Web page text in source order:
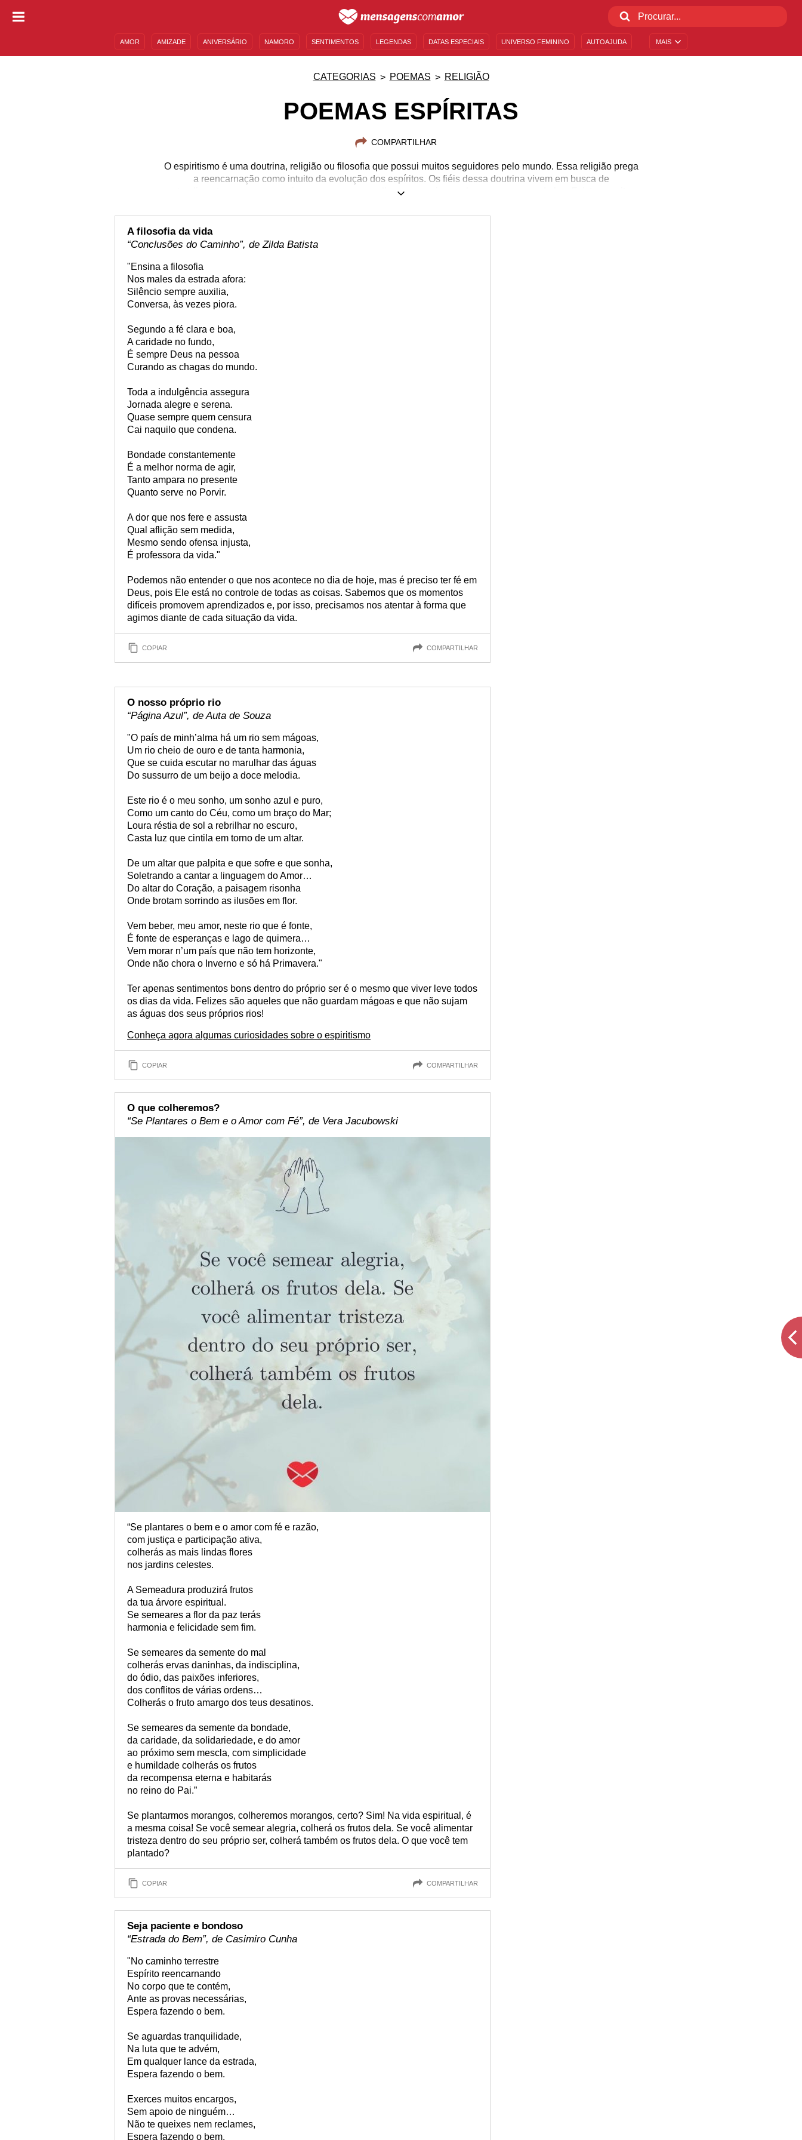
MAIS
AMOR AMIZADE ANIVERSÁRIO NAMORO SENTIMENTOS LEGENDAS DATAS ESPECIAIS UNIVERSO FEMININO AUTOAJUDA
CATEGORIAS POEMAS RELIGIÃO
POEMAS ESPÍRITAS
COMPARTILHAR
O espiritismo é uma doutrina, religião ou filosofia que possui muitos seguidores pelo mundo. Essa religião prega
a reencarnação como intuito da evolução dos espíritos. Os fiéis dessa doutrina vivem em busca de
entendimentos para que consigam ser pessoas melhores e, assim, evoluam como seres de luz. Existem muitos
sobre a vida de uma forma geral, relacionamentos, adversidades, entre muitos outros assuntos que fazem parte
da vivência dos seres humanos na Terra. Confira alguns poemas espíritas e encante-se com a espiritualidade
A filosofia da vida
“Conclusões do Caminho”, de Zilda Batista
"Ensina a filosofia
Nos males da estrada afora:
Silêncio sempre auxilia,
Conversa, às vezes piora.
Segundo a fé clara e boa,
A caridade no fundo,
É sempre Deus na pessoa
Curando as chagas do mundo.
Toda a indulgência assegura
Jornada alegre e serena.
Quase sempre quem censura
Cai naquilo que condena.
Bondade constantemente
É a melhor norma de agir,
Tanto ampara no presente
Quanto serve no Porvir.
A dor que nos fere e assusta
Qual aflição sem medida,
Mesmo sendo ofensa injusta,
É professora da vida."
Podemos não entender o que nos acontece no dia de hoje, mas é preciso ter fé em
Deus, pois Ele está no controle de todas as coisas. Sabemos que os momentos
difíceis promovem aprendizados e, por isso, precisamos nos atentar à forma que
agimos diante de cada situação da vida.
COPIAR COMPARTILHAR
O nosso próprio rio
“Página Azul”, de Auta de Souza
"O país de minh’alma há um rio sem mágoas,
Um rio cheio de ouro e de tanta harmonia,
Que se cuida escutar no marulhar das águas
Do sussurro de um beijo a doce melodia.
Este rio é o meu sonho, um sonho azul e puro,
Como um canto do Céu, como um braço do Mar;
Loura réstia de sol a rebrilhar no escuro,
Casta luz que cintila em torno de um altar.
De um altar que palpita e que sofre e que sonha,
Soletrando a cantar a linguagem do Amor…
Do altar do Coração, a paisagem risonha
Onde brotam sorrindo as ilusões em flor.
Vem beber, meu amor, neste rio que é fonte,
É fonte de esperanças e lago de quimera…
Vem morar n’um país que não tem horizonte,
Onde não chora o Inverno e só há Primavera."
Ter apenas sentimentos bons dentro do próprio ser é o mesmo que viver leve todos
os dias da vida. Felizes são aqueles que não guardam mágoas e que não sujam
as águas dos seus próprios rios!
Conheça agora algumas curiosidades sobre o espiritismo
COPIAR COMPARTILHAR
O que colheremos?
“Se Plantares o Bem e o Amor com Fé”, de Vera Jacubowski
“Se plantares o bem e o amor com fé e razão,
com justiça e participação ativa,
colherás as mais lindas flores
nos jardins celestes.
A Semeadura produzirá frutos
da tua árvore espiritual.
Se semeares a flor da paz terás
harmonia e felicidade sem fim.
Se semeares da semente do mal
colherás ervas daninhas, da indisciplina,
do ódio, das paixões inferiores,
dos conflitos de várias ordens…
Colherás o fruto amargo dos teus desatinos.
Se semeares da semente da bondade,
da caridade, da solidariedade, e do amor
ao próximo sem mescla, com simplicidade
e humildade colherás os frutos
da recompensa eterna e habitarás
no reino do Pai.”
Se plantarmos morangos, colheremos morangos, certo? Sim! Na vida espiritual, é
a mesma coisa! Se você semear alegria, colherá os frutos dela. Se você alimentar
tristeza dentro do seu próprio ser, colherá também os frutos dela. O que você tem
plantado?
COPIAR COMPARTILHAR
Seja paciente e bondoso
“Estrada do Bem”, de Casimiro Cunha
"No caminho terrestre
Espírito reencarnando
No corpo que te contém,
Ante as provas necessárias,
Espera fazendo o bem.
Se aguardas tranquilidade,
Na luta que te advém,
Em qualquer lance da estrada,
Espera fazendo o bem.
Exerces muitos encargos,
Sem apoio de ninguém…
Não te queixes nem reclames,
Espera fazendo o bem.